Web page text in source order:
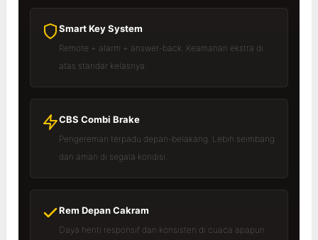
Smart Key System
Remote + alarm + answer-back. Keamanan ekstra di
atas standar kelasnya.
CBS Combi Brake
Pengereman terpadu depan-belakang. Lebih seimbang
dan aman di segala kondisi.
Rem Depan Cakram
Daya henti responsif dan konsisten di cuaca apapun.